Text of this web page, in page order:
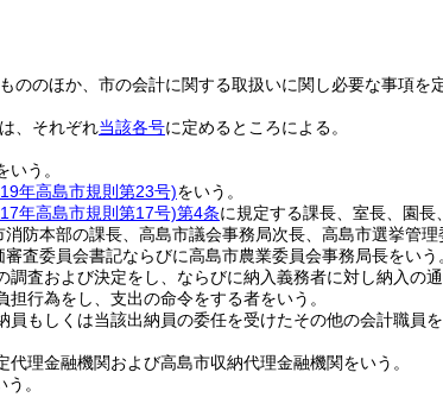
ののほか、市の会計に関する取扱いに関し必要な事項を
、それぞれ当該各号に定めるところによる。
いう。
年高島市規則第23号)をいう。
年高島市規則第17号)第4条に規定する課長、室長、園
防本部の課長、高島市議会事務局次長、高島市選挙管
査委員会書記ならびに高島市農業委員会事務局長をいう
査および決定をし、ならびに納入義務者に対し納入の通
行為をし、支出の命令をする者をいう。
もしくは当該出納員の委任を受けたその他の会計職員を
理金融機関および高島市収納代理金融機関をいう。
。